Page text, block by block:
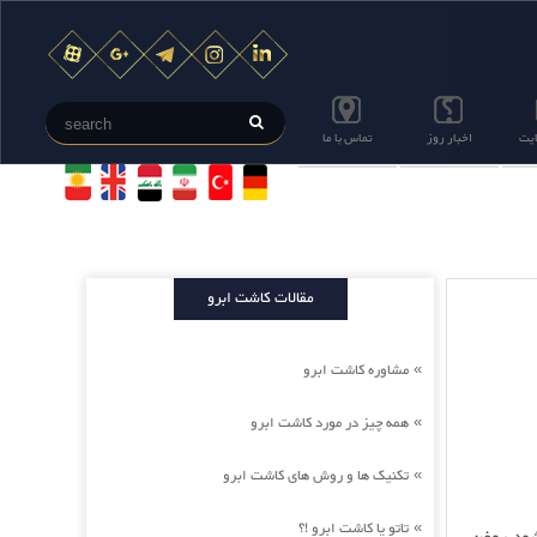
اخبار روز تماس با ما
مقالات کاشت ابرو
» مشاوره کاشت ابرو
» همه چیز در مورد کاشت ابرو
» تکنیک ها و روش های کاشت ابرو
» تاتو یا کاشت ابرو !؟